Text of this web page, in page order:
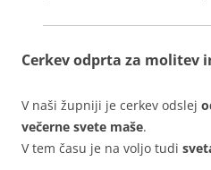
Cerkev odprta za molitev
V naši župniji je cerkev odslej
večerne svete maše.
V tem času je na voljo tudi